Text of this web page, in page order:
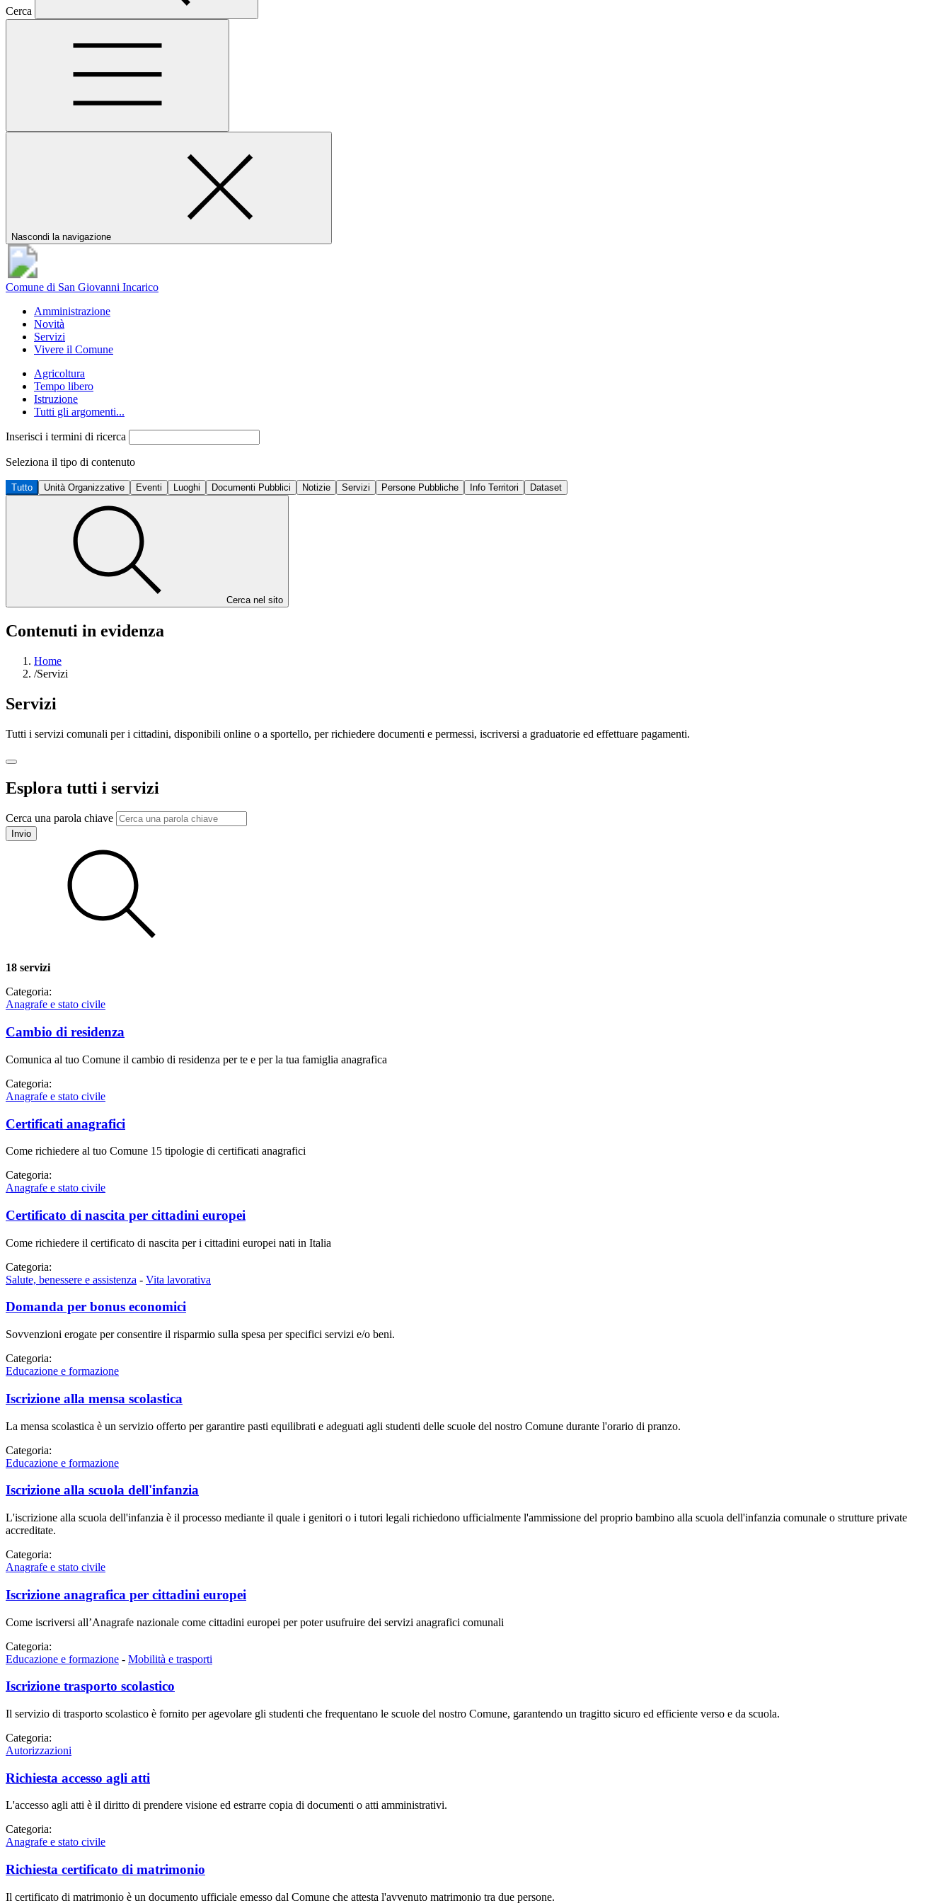
Cerca
Nascondi la navigazione
Comune di San Giovanni Incarico
Amministrazione
Novità
Servizi
Vivere il Comune
Agricoltura
Tempo libero
Istruzione
Tutti gli argomenti...
Inserisci i termini di ricerca
Seleziona il tipo di contenuto
Tutto Unità Organizzative Eventi Luoghi Documenti Pubblici Notizie Servizi Persone Pubbliche Info Territori Dataset
Cerca nel sito
Contenuti in evidenza
Home
/Servizi
Servizi
Tutti i servizi comunali per i cittadini, disponibili online o a sportello, per richiedere documenti e permessi, iscriversi a graduatorie ed effettuare pagamenti.
Esplora tutti i servizi
Cerca una parola chiave
Invio
18 servizi
Categoria:
Anagrafe e stato civile
Cambio di residenza
Comunica al tuo Comune il cambio di residenza per te e per la tua famiglia anagrafica
Categoria:
Anagrafe e stato civile
Certificati anagrafici
Come richiedere al tuo Comune 15 tipologie di certificati anagrafici
Categoria:
Anagrafe e stato civile
Certificato di nascita per cittadini europei
Come richiedere il certificato di nascita per i cittadini europei nati in Italia
Categoria:
Salute, benessere e assistenza - Vita lavorativa
Domanda per bonus economici
Sovvenzioni erogate per consentire il risparmio sulla spesa per specifici servizi e/o beni.
Categoria:
Educazione e formazione
Iscrizione alla mensa scolastica
La mensa scolastica è un servizio offerto per garantire pasti equilibrati e adeguati agli studenti delle scuole del nostro Comune durante l'orario di pranzo.
Categoria:
Educazione e formazione
Iscrizione alla scuola dell'infanzia
L'iscrizione alla scuola dell'infanzia è il processo mediante il quale i genitori o i tutori legali richiedono ufficialmente l'ammissione del proprio bambino alla scuola dell'infanzia comunale o strutture private
accreditate.
Categoria:
Anagrafe e stato civile
Iscrizione anagrafica per cittadini europei
Come iscriversi all’Anagrafe nazionale come cittadini europei per poter usufruire dei servizi anagrafici comunali
Categoria:
Educazione e formazione - Mobilità e trasporti
Iscrizione trasporto scolastico
Il servizio di trasporto scolastico è fornito per agevolare gli studenti che frequentano le scuole del nostro Comune, garantendo un tragitto sicuro ed efficiente verso e da scuola.
Categoria:
Autorizzazioni
Richiesta accesso agli atti
L'accesso agli atti è il diritto di prendere visione ed estrarre copia di documenti o atti amministrativi.
Categoria:
Anagrafe e stato civile
Richiesta certificato di matrimonio
Il certificato di matrimonio è un documento ufficiale emesso dal Comune che attesta l'avvenuto matrimonio tra due persone.